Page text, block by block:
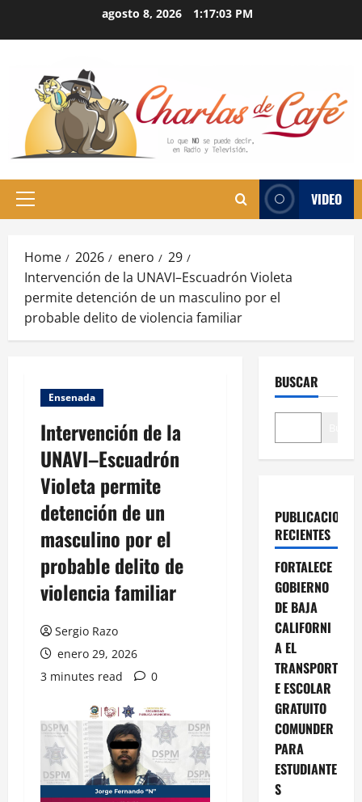
agosto 8, 2026 1:17:04 PM
Primary
VIDEO
Home 2026 enero
29
Intervención de la UNAVI–Escuadrón Violeta
permite detención de un masculino por el
probable delito de violencia familiar
Ensenada
Intervención de la
UNAVI–Escuadrón
Violeta permite
detención de un
masculino por el
probable delito de
violencia familiar
Sergio Razo
enero 29, 2026
3 minutes read
0
BUSCAR
PUBLICACIONES
RECIENTES
FORTALECE
GOBIERNO
DE BAJA
CALIFORNI
A EL
TRANSPORT
E ESCOLAR
GRATUITO
COMUNDER
PARA
ESTUDIANTE
S